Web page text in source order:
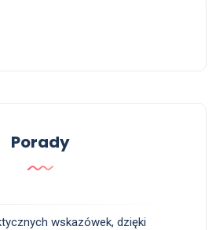
Porady
wskazówek, dzięki